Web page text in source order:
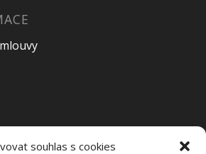
souhlas s cookies